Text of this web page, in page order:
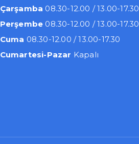
Çarşamba 08.30-12.00 / 13.00-17.30
Perşembe 08.30-12.00 / 13.00-17.30
Cuma 08.30-12.00 / 13.00-17.30
Cumartesi-Pazar Kapalı